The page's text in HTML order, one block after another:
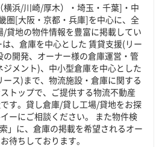
浜/川崎/厚木）・埼玉・千葉]・中
圏[大阪・京都・兵庫]を中心に、全
貸地の物件情報を豊富に掲載してい
、倉庫を中心とした 賃貸支援(リー
開発、オーナー様の倉庫運営・管
メント)、中小型倉庫を中心とした
ス)まで、物流施設・倉庫に関する
トップで、ご提供する物流不動産
す。貸し倉庫/貸し工場/貸地をお探
ーにご相談ください。 また物件検
」に、倉庫の掲載を希望されるオー
待ちしております。